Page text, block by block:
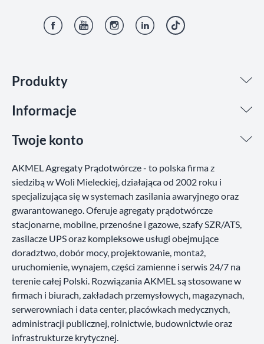
Produkty
Informacje
Twoje konto
AKMEL Agregaty Prądotwórcze - to polska firma z
siedzibą w Woli Mieleckiej, działająca od 2002 roku i
specjalizująca się w systemach zasilania awaryjnego oraz
gwarantowanego. Oferuje agregaty prądotwórcze
stacjonarne, mobilne, przenośne i gazowe, szafy SZR/ATS,
zasilacze UPS oraz kompleksowe usługi obejmujące
doradztwo, dobór mocy, projektowanie, montaż,
uruchomienie, wynajem, części zamienne i serwis 24/7 na
terenie całej Polski. Rozwiązania AKMEL są stosowane w
firmach i biurach, zakładach przemysłowych, magazynach,
serwerowniach i data center, placówkach medycznych,
administracji publicznej, rolnictwie, budownictwie oraz
infrastrukturze krytycznej.